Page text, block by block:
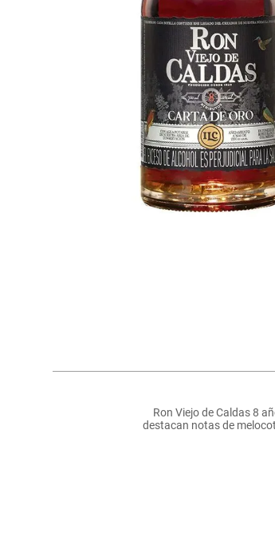
lácteos y refrigerados
vinos y licores
cuidado del bebé
hogar
Ron Viejo de Caldas 8
destacan notas de